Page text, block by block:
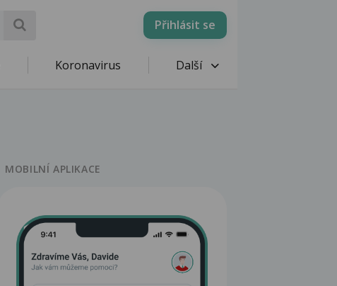
Přihlásit se
Koronavirus Další
MOBILNÍ APLIKACE